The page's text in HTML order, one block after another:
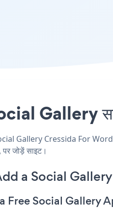
Gallery
Gallery Cressida For
पर जोड़ें साइट।
a Social
Free Social Gallery